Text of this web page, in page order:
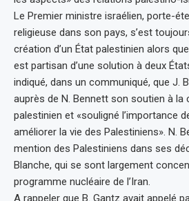
Le Premier ministre israélien, porte-
religieuse dans son pays, s’est
création d’un État palestinien alors
est partisan d’une solution à deux
indiqué, dans un communiqué, que J.
auprès de N. Bennett son soutien à la
palestinien et «souligné l’importance
améliorer la vie des Palestiniens». N.
mention des Palestiniens dans ses
Blanche, qui se sont largement
programme nucléaire de l’Iran.
A rappeler que B. Gantz avait appelé